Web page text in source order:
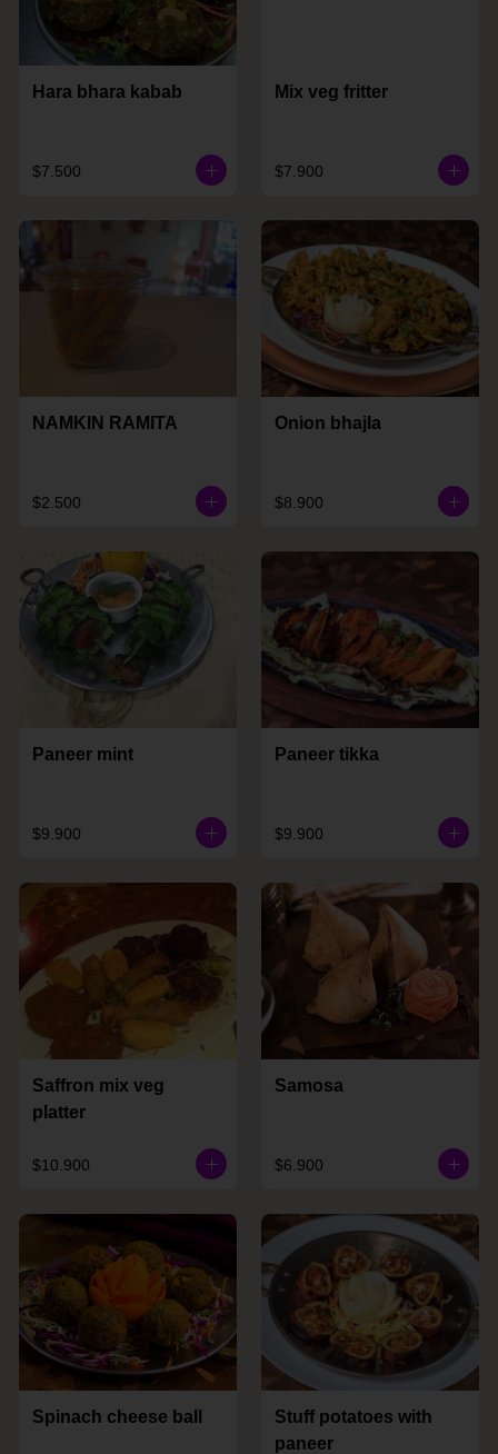
Hara bhara kabab
$7.500
Mix veg fritter
$7.900
NAMKIN RAMITA
$2.500
Onion bhajla
$8.900
Paneer mint
$9.900
Paneer tikka
$9.900
Saffron mix veg
platter
$10.900
Samosa
$6.900
Spinach cheese ball
Stuff potatoes with
paneer